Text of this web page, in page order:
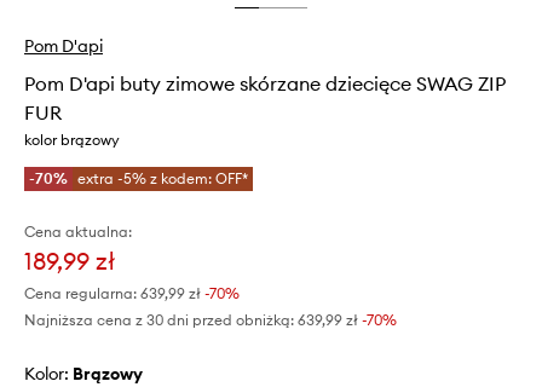
Pom D'api
Pom D'api buty zimowe skórzane dziecięce SWAG ZIP
FUR
kolor brązowy
-70% extra -5% z kodem: OFF*
Cena aktualna:
189,99 zł
Cena regularna: 639,99 zł -70%
Najniższa cena z 30 dni przed obniżką: 639,99 zł -70%
Kolor: brązowy